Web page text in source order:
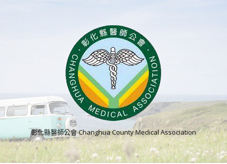
彰化縣醫師公會 Changhua County Medical Association